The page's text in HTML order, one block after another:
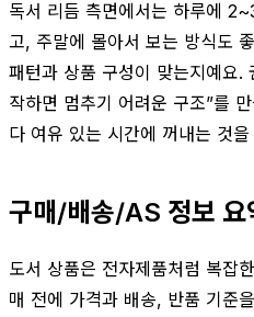
독서 리듬 측면에서는 하루에
고, 주말에 몰아서 보는 방식도
패턴과 상품 구성이 맞는지예요.
작하면 멈추기 어려운 구조”를
다 여유 있는 시간에 꺼내는 것을
구매/배송/AS 정보 요
도서 상품은 전자제품처럼 복잡
매 전에 가격과 배송, 반품 기준